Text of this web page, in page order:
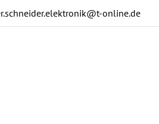
online.de